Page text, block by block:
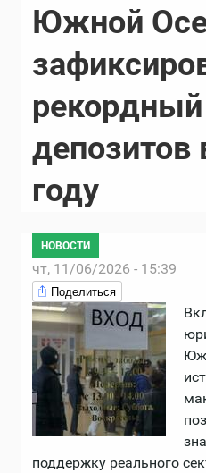
Южной
депозитов
году
НОВОСТИ
чт, 11/06/2026 - 15:39
Поделиться
поддержку реального